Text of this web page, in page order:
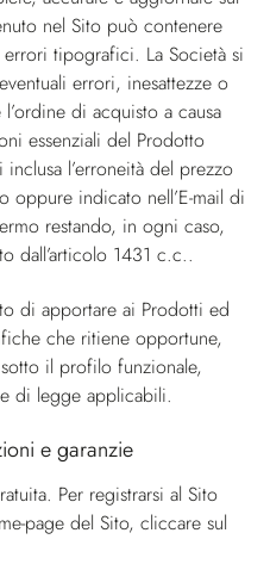
nel Sito può contenere
tipografici. La Società si
errori, inesattezze o
di acquisto a causa
essenziali del Prodotto
l’erroneità del prezzo
oppure indicato nell’E-mail di
restando, in ogni caso,
dall’articolo 1431 c.c..
di apportare ai Prodotti ed
che ritiene opportune,
il profilo funzionale,
di legge applicabili.
e garanzie
Per registrarsi al Sito
page del Sito, cliccare sul